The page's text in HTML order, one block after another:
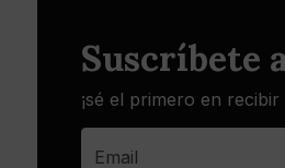
Suscríbete
¡sé el primero en